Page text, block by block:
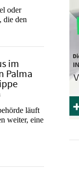
oder
die den
im
Palma
läuft
weiter, eine